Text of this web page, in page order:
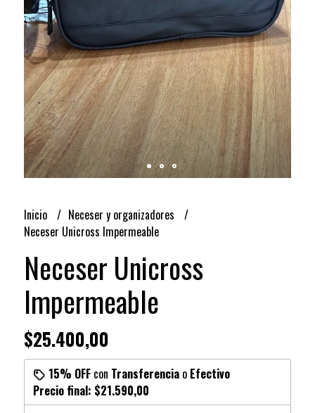
Inicio
Neceser y organizadores
Neceser Unicross Impermeable
Neceser Unicross
Impermeable
$25.400,00
15% OFFcon Transferenciao Efectivo
Precio final: $21.590,00